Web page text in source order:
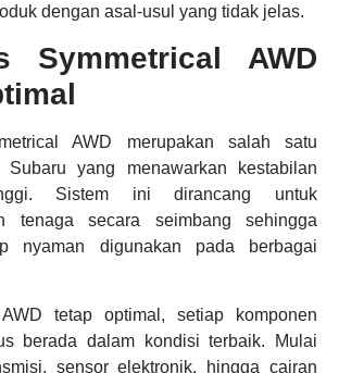
dengan asal-usul yang tidak jelas.
Symmetrical AWD
AWD merupakan salah satu
Subaru yang menawarkan kestabilan
Sistem ini dirancang untuk
tenaga secara seimbang sehingga
nyaman digunakan pada berbagai
tetap optimal, setiap komponen
berada dalam kondisi terbaik. Mulai
sensor elektronik, hingga cairan